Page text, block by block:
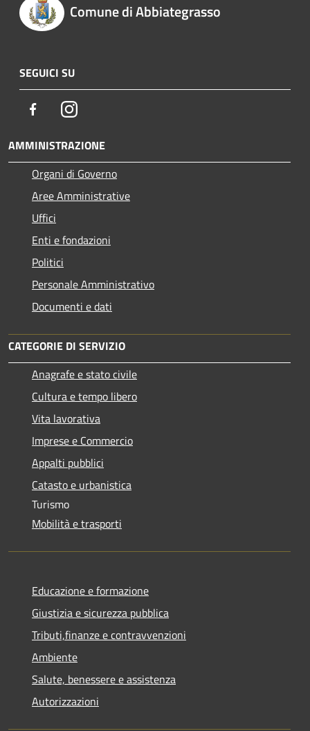
Comune di Abbiategrasso
SEGUICI SU
FacebookInstagram
AMMINISTRAZIONE
Organi di Governo
Aree Amministrative
Uffici
Enti e fondazioni
Politici
Personale Amministrativo
Documenti e dati
CATEGORIE DI SERVIZIO
Anagrafe e stato civile
Cultura e tempo libero
Vita lavorativa
Imprese e Commercio
Appalti pubblici
Catasto e urbanistica
Turismo
Mobilità e trasporti
Educazione e formazione
Giustizia e sicurezza pubblica
Tributi,finanze e contravvenzioni
Ambiente
Salute, benessere e assistenza
Autorizzazioni